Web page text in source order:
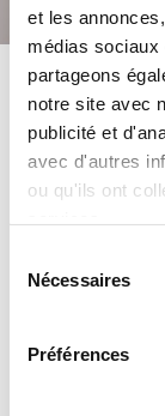
et les
médias sociaux
partageons
notre site avec
publicité et
avec d'autres
ou qu'ils ont
Nécessaires
Préférences
Devis.ch
SA
Contact
Espace
entreprises
Mentions
légales
Dans quelle région